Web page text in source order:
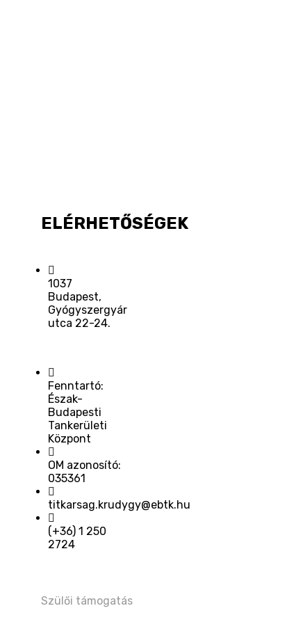
ELÉRHETŐSÉGEK
1037
Budapest,
Gyógyszergyár
utca 22-24.
Fenntartó:
Észak-
Budapesti
Tankerületi
Központ
OM azonosító:
035361
titkarsag.krudygy@ebtk.hu
(+36) 1 250
2724​
Szülői támogatás